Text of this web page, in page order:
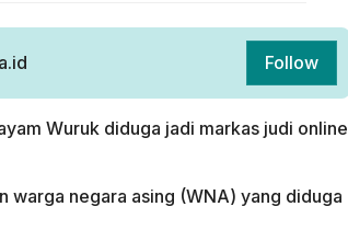
Follow
Wuruk diduga jadi markas judi online
warga negara asing (WNA) yang diduga